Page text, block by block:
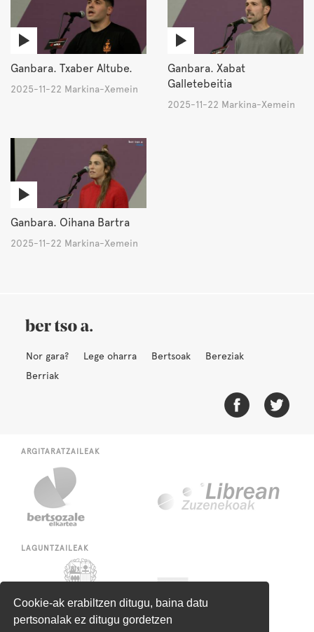
Cookie-ak erabiltzen ditugu, baina datu
pertsonalak ez ditugu gordetzen
Ganbara. Txaber Altube.
2025-11-22 Markina-Xemein
Ganbara. Xabat
Galletebeitia
2025-11-22 Markina-Xemein
Ganbara. Oihana Bartra
2025-11-22 Markina-Xemein
Nor gara? Lege oharra Bertsoak
Bereziak
Berriak
ARGITARATZAILEAK
LAGUNTZAILEAK